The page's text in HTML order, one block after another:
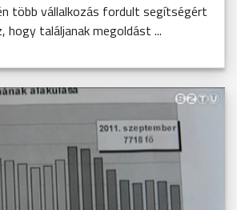
több vállalkozás fordult segítségért
hogy találjanak megoldást ...